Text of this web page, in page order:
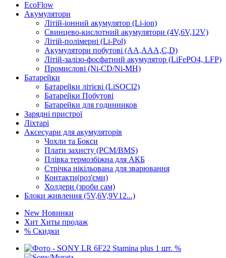
EcoFlow
Акумулятори
Літій-іонний акумулятор (Li-ion)
Свинцево-кислотний акумулятори (4V,6V,12V)
Літій-полімерні (Li-Pol)
Акумулятори побутові (AA,AAA,C,D)
Літій-залізо-фосфатний акумулятор (LiFePO4, LFP)
Промислові (Ni-CD/Ni-MH)
Батарейки
Батарейки літієві (LiSOCl2)
Батарейки Побутові
Батарейки для годинников
Зарядні пристрої
Ліхтарі
Аксесуари для акумуляторів
Чохли та Бокси
Плати захисту (PCM/BMS)
Плівка термозбіжна для АКБ
Стрічка нікільована для зварювання
Контакти(роз'єми)
Холдери (зроби сам)
Блоки живлення (5V,6V,9V12...)
New Новинки
Хит Хиты продаж
% Скидки
%